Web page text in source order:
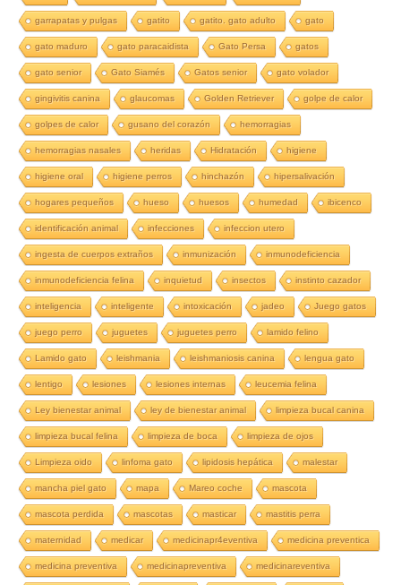
garrapatas y pulgas gatito gatito. gato adulto gato
gato maduro gato paracaidista Gato Persa gatos
gato senior Gato Siamés Gatos senior gato volador
gingivitis canina glaucomas Golden Retriever golpe de calor
golpes de calor gusano del corazón hemorragias
hemorragias nasales heridas Hidratación higiene
higiene oral higiene perros hinchazón hipersalivación
hogares pequeños hueso huesos humedad ibicenco
identificación animal infecciones infeccion utero
ingesta de cuerpos extraños inmunización inmunodeficiencia
inmunodeficiencia felina inquietud insectos instinto cazador
inteligencia inteligente intoxicación jadeo Juego gatos
juego perro juguetes juguetes perro lamido felino
Lamido gato leishmania leishmaniosis canina lengua gato
lentigo lesiones lesiones internas leucemia felina
Ley bienestar animal ley de bienestar animal limpieza bucal canina
limpieza bucal felina limpieza de boca limpieza de ojos
Limpieza oido linfoma gato lipidosis hepática malestar
mancha piel gato mapa Mareo coche mascota
mascota perdida mascotas masticar mastitis perra
maternidad medicar medicinapr4eventiva medicina preventica
medicina preventiva medicinapreventiva medicinareventiva